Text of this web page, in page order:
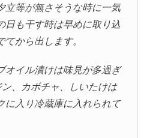
立等が無さそうな時に一気
日も干す時は早めに取り込
から出します。
オイル漬けは味見が多過ぎ
、カボチャ、しいたけは
に入り冷蔵庫に入れられて